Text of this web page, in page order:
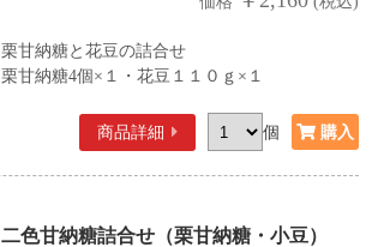
栗甘納糖と花豆の詰合せ
栗甘納糖4個×１・花豆１１０ｇ×１
商品詳細 個
二色甘納糖詰合せ（栗甘納糖・小豆）